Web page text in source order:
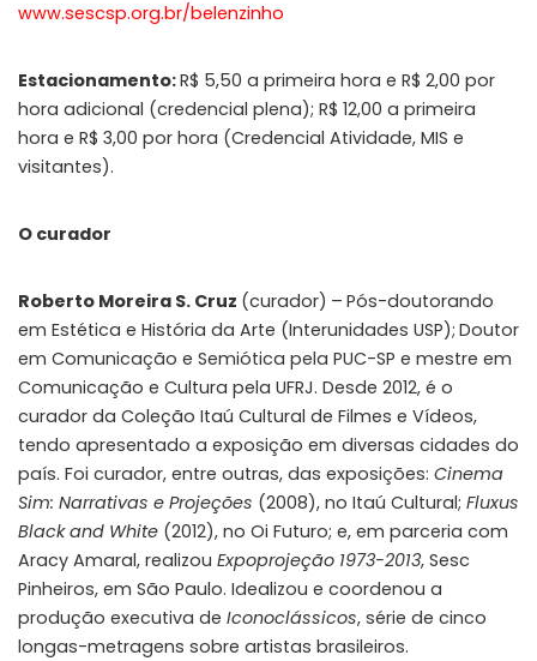
www.sescsp.org.br/belenzinho
Estacionamento:R$ 5,50 a primeira hora e R$ 2,00 por
hora adicional (credencial plena); R$ 12,00 a primeira
hora e R$ 3,00 por hora (Credencial Atividade, MIS e
visitantes).
O curador
Roberto Moreira S. Cruz (curador) – Pós-doutorando
em Estética e História da Arte (Interunidades USP); Doutor
em Comunicação e Semiótica pela PUC-SP e mestre em
Comunicação e Cultura pela UFRJ. Desde 2012, é o
curador da Coleção Itaú Cultural de Filmes e Vídeos,
tendo apresentado a exposição em diversas cidades do
país. Foi curador, entre outras, das exposições: Cinema
Sim: Narrativas e Projeções (2008), no Itaú Cultural; Fluxus
Black and White (2012), no Oi Futuro; e, em parceria com
Aracy Amaral, realizou Expoprojeção 1973-2013, Sesc
Pinheiros, em São Paulo. Idealizou e coordenou a
produção executiva de Iconoclássicos, série de cinco
longas-metragens sobre artistas brasileiros.